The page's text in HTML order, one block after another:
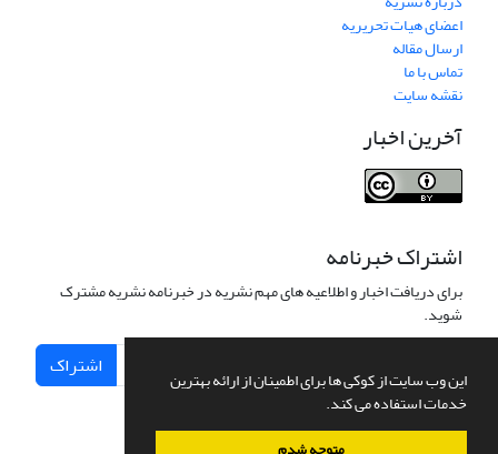
این وب سایت از کوکی ها برای اطمینان از ارائه بهترین
خدمات استفاده می کند.
اعضای هیات تحریریه
ارسال مقاله
تماس با ما
نقشه سایت
آخرین اخبار
اشتراک خبرنامه
برای دریافت اخبار و اطلاعیه های مهم نشریه در خبرنامه نشریه مشترک
شوید.
اشتراک